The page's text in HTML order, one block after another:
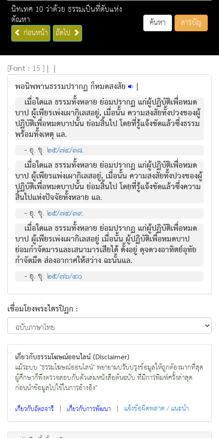
นิทเทศ 10 ว่าด้วย ธรรมเป็นที่ดับแห่ง
ตัณหา
ก่อนหน้า ถัดไป
ค้นหา สารบัญ
[Font : 15 ] | |
พอนิพพานธรรมปรากฏ ก็หมดสงสัย
|
เมื่อใดแล ธรรมทั้งหลาย ย่อมปรากฏ แก่ผู้ปฏิบัติเพื่อหมด
บาป ผู้เพียรเพ่งเผากิเลสอยู่, เมื่อนั้น ความสงสัยทั้งปวงของผู้
ปฏิบัติเพื่อหมดบาปนั้น ย่อมสิ้นไป โดยที่รู้แจ้งชัดแล้วซึ่งธรรม
พร้อมทั้งเหตุ แล.
- อุ. ขุ.๒๕/๗๔/๓๘.
เมื่อใดแล ธรรมทั้งหลาย ย่อมปรากฏ แก่ผู้ปฏิบัติเพื่อหมด
บาป ผู้เพียรแพ่งเผากิเลสอยู่, เมื่อนั้น ความสงสัยทั้งปวงของผู้
ปฏิบัติเพื่อหมดบาปนั้น ย่อมสิ้นไป โดยที่รู้แจ้งชัดแล้วซึ่งความ
สิ้นไปแห่งปัจจัยทั้งหลาย แล.
- อุ. ขุ.๒๕/๗๔/๓๙.
เมื่อใดแล ธรรมทั้งหลาย ย่อมปรากฏ แก่ผู้ปฏิบัติเพื่อหมด
บาป ผู้เพียรเพ่งเผากิเลสอยู่ เมื่อนั้น ผู้ปฏิบัติเพื่อหมดบาป
ย่อมกำจัดมารและเสนามารเสียได้ ตั้งอยู่ ดุจดวงอาทิตย์อุทัย
กำจัดมืด ส่องอากาศให้สว่าง ฉะนั้นแล.
- อุ. ขุ.๒๕/๗๖/๔๐
เชื่อมโยงพระไตรปิฏก :
เกี่ยวกับธรรมโฆษณ์ออนไลน์ (Disclaimer)
แม้ระบบ "ธรรมโฆษณ์ออนไลน์" พยายามปรับปรุงข้อมูลให้ถูกต้องมากที่สุด
ผู้ศึกษาก็พึงตรวจสอบกับตัวเล่มหนังสือต้นฉบับ ที่มีการพิมพ์ครั้งล่าสุด
ก่อนนำข้อมูลไปใช้ในการอ้างอิง"
เกี่ยวกับอัตถจารี | เกี่ยวกับการพัฒนา | แจ้งข้อผิดพลาด / แนะนำ